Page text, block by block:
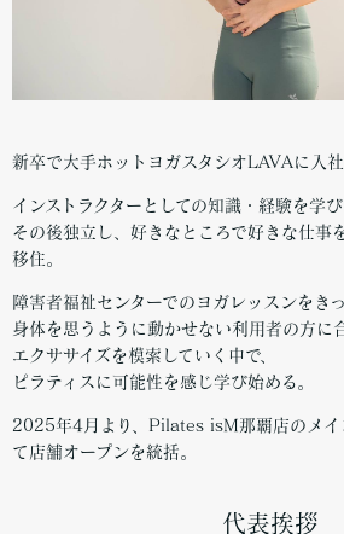
新卒で大手ホットヨガスタシオLAVAに入社
インストラクターとしての知識・経験を学び
その後独立し、好きなところで好きな仕事
移住。
障害者福祉センターでのヨガレッスンをき
身体を思うように動かせない利用者の方に
エクササイズを模索していく中で、
ピラティスに可能性を感じ学び始める。
2025年4月より、Pilates isM那覇店のメイ
て店舗オープンを統括。
代表挨拶